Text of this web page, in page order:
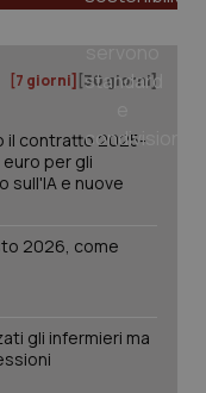
[7 giorni] [30 giorni]
il contratto 2025-
per gli
sull'IA e nuove
2026, come
gli infermieri ma